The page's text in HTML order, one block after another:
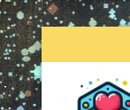
Passer
au
contenu